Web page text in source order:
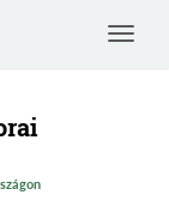
Toggle